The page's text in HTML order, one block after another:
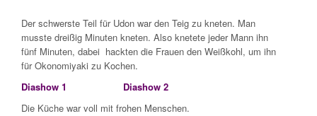
Der schwerste Teil für Udon war den Teig zu kneten. Man
musste dreißig Minuten kneten. Also knetete jeder Mann ihn
fünf Minuten, dabei hackten die Frauen den Weißkohl, um ihn
für Okonomiyaki zu Kochen.
Diashow 1
Diashow 2
Die Küche war voll mit frohen Menschen.